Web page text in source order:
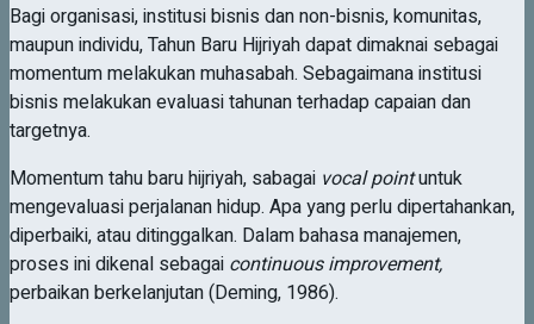
Bagi organisasi, institusi bisnis dan non-bisnis, komunitas,
maupun individu, Tahun Baru Hijriyah dapat dimaknai sebagai
momentum melakukan muhasabah. Sebagaimana institusi
bisnis melakukan evaluasi tahunan terhadap capaian dan
targetnya.
Momentum tahu baru hijriyah, sabagai vocal pointuntuk
mengevaluasi perjalanan hidup. Apa yang perlu dipertahankan,
diperbaiki, atau ditinggalkan. Dalam bahasa manajemen,
proses ini dikenal sebagai continuous improvement,
perbaikan berkelanjutan (Deming, 1986).